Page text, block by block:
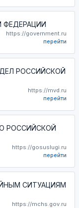
ФЕДЕРАЦИИ
https://government.ru
перейти
РОССИЙСКОЙ
https://mvd.ru
перейти
РОССИЙСКОЙ
https://gosuslugi.ru
перейти
СИТУАЦИЯМ
https://mchs.gov.ru